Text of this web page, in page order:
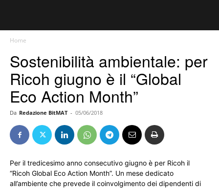
Home
Sostenibilità ambientale: per
Ricoh giugno è il “Global
Eco Action Month”
Da Redazione BitMAT - 05/06/2018
Per il tredicesimo anno consecutivo giugno è per Ricoh il
“Ricoh Global Eco Action Month”. Un mese dedicato
all’ambiente che prevede il coinvolgimento dei dipendenti di